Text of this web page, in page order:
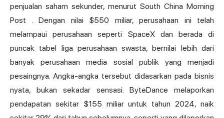
penjualan saham sekunder, menurut South China Morning
Post . Dengan nilai $550 miliar, perusahaan ini telah
melampaui perusahaan seperti SpaceX dan berada di
puncak tabel liga perusahaan swasta, bernilai lebih dari
banyak perusahaan media sosial publik yang menjadi
pesaingnya. Angka-angka tersebut didasarkan pada bisnis
nyata, bukan sekadar sensasi. ByteDance melaporkan
pendapatan sekitar $155 miliar untuk tahun 2024, naik